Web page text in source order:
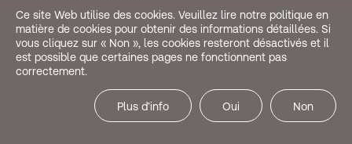
Pour garantir la qualité des données dans nos
systèmes, par exemple pour éviter des
doublons ou des incohérences, nous traitons
en particulier vos données de base et vos
données techniques;
Ce site Web utilise des cookies. Veuillez lire notre politique en
matière de cookies pour obtenir des informations détaillées. Si
vous cliquez sur « Non », les cookies resteront désactivés et il
est possible que certaines pages ne fonctionnent pas
correctement.
Plus d’info Oui Non